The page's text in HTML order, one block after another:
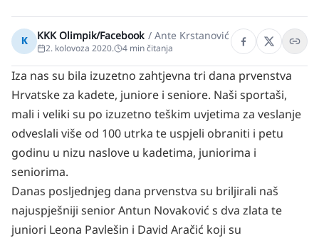
K KKK Olimpik/Facebook / Ante Krstanović
2. kolovoza 2020. 4 min čitanja
Iza nas su bila izuzetno zahtjevna tri dana prvenstva
Hrvatske za kadete, juniore i seniore. Naši sportaši,
mali i veliki su po izuzetno teškim uvjetima za veslanje
odveslali više od 100 utrka te uspjeli obraniti i petu
godinu u nizu naslove u kadetima, juniorima i
seniorima.
Danas posljednjeg dana prvenstva su briljirali naš
najuspješniji senior Antun Novaković s dva zlata te
juniori Leona Pavlešin i David Aračić koji su